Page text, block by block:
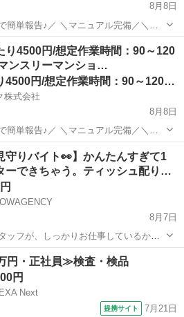
8月8日
簡単報告♪／ ＼マニュアル完備／＼ス
たり／ ※業務委託なので履歴書不要で
り4500円/想定作業時間：90～120
ンスリーマンショ…
１件あたり4500円/想定作業時間：90～120分程度
株式会社
8月8日
簡単報告♪／ ＼マニュアル完備／＼ス
たり／ ※業務委託なので履歴書不要で
1件
守りバイト👀】かんたんすぎて1
ーできちゃう。ティッシュ配り…
8月7日
ッフが、しっかりお仕事しているかを
で周りの友達にネタ話になります(´∀
スタッフ
円・正社員≫検査・検品
円
Next
提携サイト 7月21日